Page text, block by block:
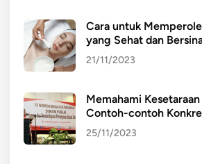
n
I
n
I
n
e
Cara untuk
yang Sehat dan
21/11/2023
Memahami
Contoh-contoh
25/11/2023